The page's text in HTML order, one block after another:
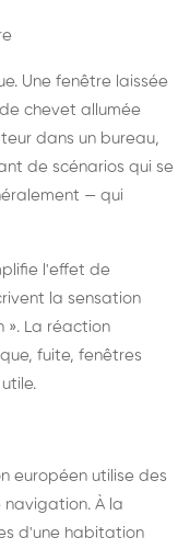
Une fenêtre laissée
chevet allumée
dans un bureau,
de scénarios qui se
— qui
l'effet de
la sensation
». La réaction
fuite, fenêtres
européen utilise des
navigation. À la
d'une habitation